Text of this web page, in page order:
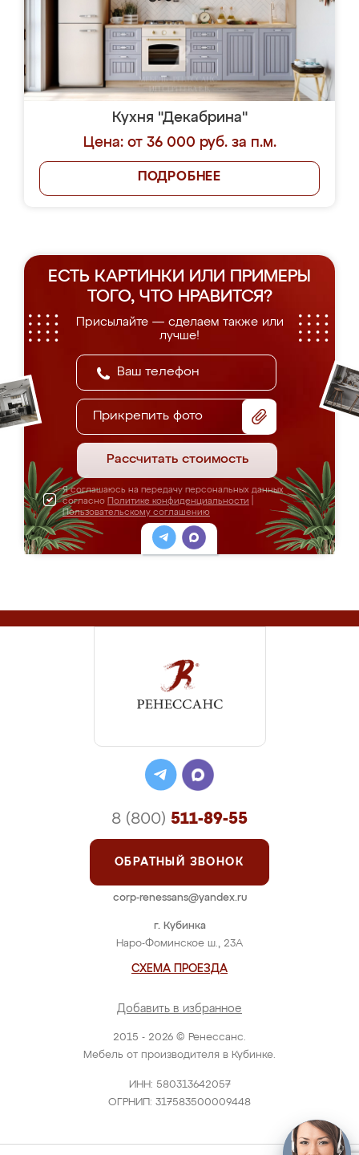
Кухня "Декабрина"
Цена: от 36 000 руб. за п.м.
ПОДРОБНЕЕ
ЕСТЬ КАРТИНКИ ИЛИ ПРИМЕРЫ
ТОГО, ЧТО НРАВИТСЯ?
Присылайте — сделаем также или
лучше!
Прикрепить фото
Рассчитать стоимость
Я соглашаюсь на передачу персональных данных
согласно Политике конфиденциальности
Пользовательскому соглашению
2015 - 2026 © Ренессанс.
Мебель от производителя в Кубинке.
ИНН: 580313642057
ОГРНИП: 317583500009448
г. Кубинка
Наро-Фоминское ш., 23А
СХЕМА ПРОЕЗДА
Добавить в избранное
8 (800) 511-89-55
ОБРАТНЫЙ ЗВОНОК
corp-renessans@yandex.ru